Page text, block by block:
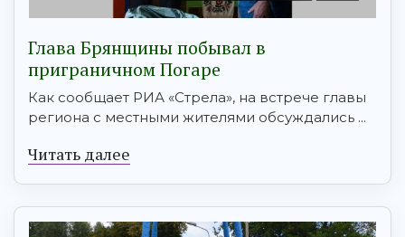
Глава Брянщины побывал в
приграничном Погаре
Как сообщает РИА «Стрела», на встрече главы
региона с местными жителями обсуждались ...
Читать далее